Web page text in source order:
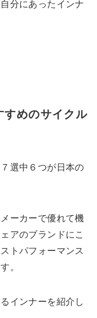
分にあったインナ
すめのサイクル
選中６つが日本の
ーカーで優れて機
アのブランドにこ
トパフォーマンス
。
インナーを紹介し